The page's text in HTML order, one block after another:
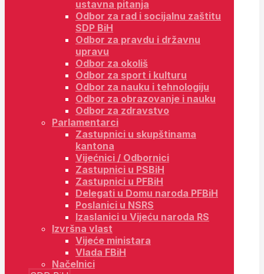
ustavna pitanja
Odbor za rad i socijalnu zaštitu
SDP BiH
Odbor za pravdu i državnu
upravu
Odbor za okoliš
Odbor za sport i kulturu
Odbor za nauku i tehnologiju
Odbor za obrazovanje i nauku
Odbor za zdravstvo
Parlamentarci
Zastupnici u skupštinama
kantona
Vijećnici / Odbornici
Zastupnici u PSBiH
Zastupnici u PFBiH
Delegati u Domu naroda PFBiH
Poslanici u NSRS
Izaslanici u Vijeću naroda RS
Izvršna vlast
Vijeće ministara
Vlada FBiH
Načelnici